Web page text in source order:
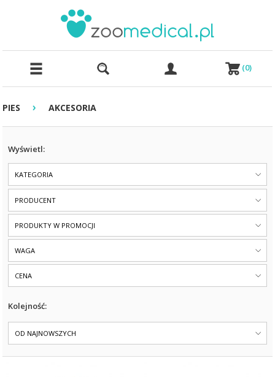
(0)
PIES › AKCESORIA
Wyświetl:
KATEGORIA
PRODUCENT
PRODUKTY W PROMOCJI
WAGA
CENA
Kolejność:
OD NAJNOWSZYCH